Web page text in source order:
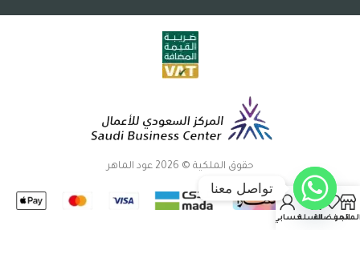
حقوق الملكية © 2026 عود الماهر
المفضلةالسلةحسابي
تواصل معنا